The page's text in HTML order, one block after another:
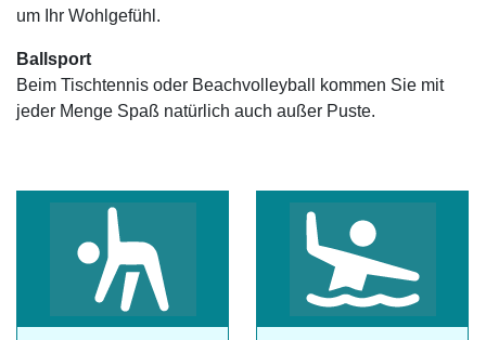
um Ihr Wohlgefühl.
Ballsport
Beim Tischtennis oder Beachvolleyball kommen Sie mit
jeder Menge Spaß natürlich auch außer Puste.